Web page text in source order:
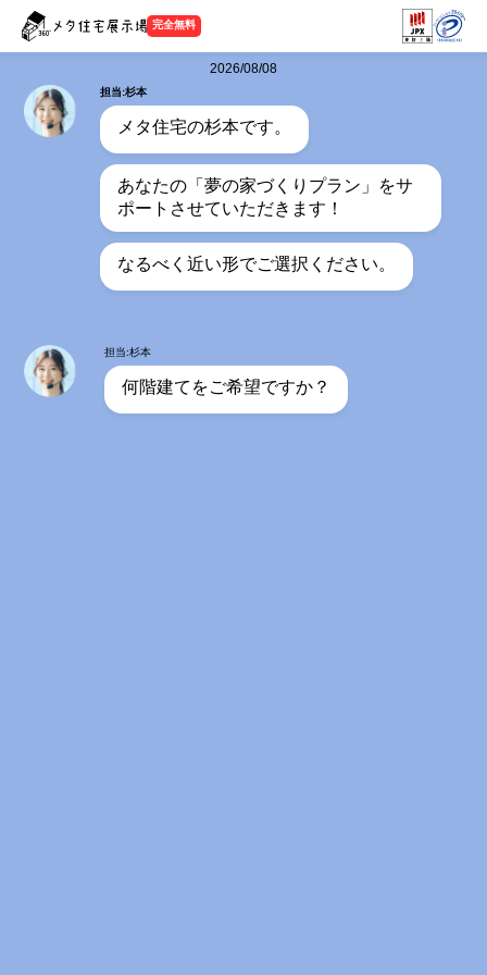
完全無料
2026/08/08
担当:杉本
メタ住宅の杉本です。
あなたの「夢の家づくりプラン」をサ
ポートさせていただきます！
なるべく近い形でご選択ください。
担当:杉本
何階建てをご希望ですか？